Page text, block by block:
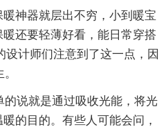
神器就层出不穷，小到暖宝
还要轻薄好看，能日常穿搭
计师们注意到了这一点，因
的说就是通过吸收光能，将光
的目的。有些人可能会问，